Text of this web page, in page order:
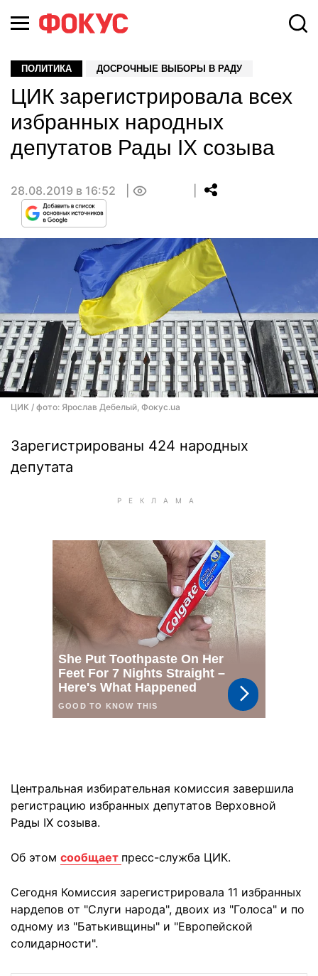
ПОЛИТИКА ДОСРОЧНЫЕ ВЫБОРЫ В РАДУ
ЦИК зарегистрировала всех
избранных народных
депутатов Рады IX созыва
28.08.2019 в 16:52
ЦИК / фото: Ярослав Дебелый, Фокус.ua
Зарегистрированы 424 народных
депутата
Центральная избирательная комиссия завершила
регистрацию избранных депутатов Верховной
Рады IX созыва.
Об этом сообщает пресс-служба ЦИК.
Сегодня Комиссия зарегистрировала 11 избранных
нардепов от "Слуги народа", двоих из "Голоса" и по
одному из "Батькивщины" и "Европейской
солидарности".